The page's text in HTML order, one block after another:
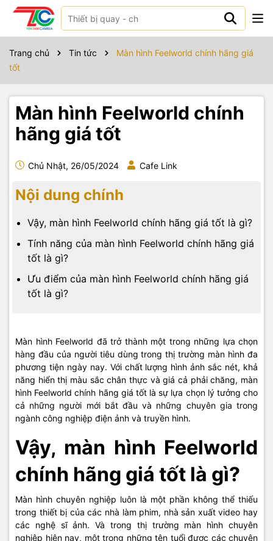
Trang chủ Tin tức
Màn hình Feelworld chính hãng giá
tốt
Màn hình Feelworld chính
hãng giá tốt
Chủ Nhật, 26/05/2024 Cafe Link
Nội dung chính
Vậy, màn hình Feelworld chính hãng giá tốt là gì?
Tính năng của màn hình Feelworld chính hãng giá
tốt là gì?
Ưu điểm của màn hình Feelworld chính hãng giá
tốt là gì?
Màn hình Feelworld đã trở thành một trong những lựa chọn
hàng đầu của người tiêu dùng trong thị trường màn hình đa
phương tiện ngày nay. Với chất lượng hình ảnh sắc nét, khả
năng hiển thị màu sắc chân thực và giá cả phải chăng, màn
hình Feelworld chính hãng giá tốt là sự lựa chọn lý tưởng cho
cả những người mới bắt đầu và những chuyên gia trong
ngành công nghiệp điện ảnh và truyền hình.
Vậy, màn hình Feelworld
chính hãng giá tốt là gì?
Màn hình chuyên nghiệp luôn là một phần không thể thiếu
trong thiết bị của các nhà làm phim, nhà sản xuất video hay
các nghệ sĩ ảnh. Và trong thị trường màn hình chuyên
nghiệp hiện nay, một trong những tên tuổi được các chuyên